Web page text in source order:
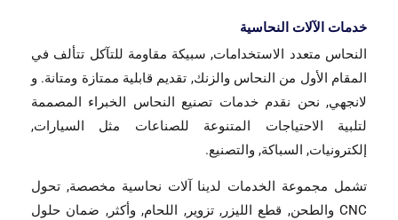
خدمات الآلات النحاسية
النحاس متعدد الاستخدامات, سبيكة مقاومة للتآكل تتألف في
المقام الأول من النحاس والزنك, تقديم قابلية ممتازة ومتانة. و
لانجهي, نحن نقدم خدمات تصنيع النحاس الخبراء المصممة
لتلبية الاحتياجات المتنوعة للصناعات مثل السيارات,
إلكترونيات, السباكة, والتصنيع.
تشمل مجموعة الخدمات لدينا آلات نحاسية مخصصة, تحول
CNC والطحن, قطع الليزر, تزوير, اللحام, وأكثر, ضمان حلول